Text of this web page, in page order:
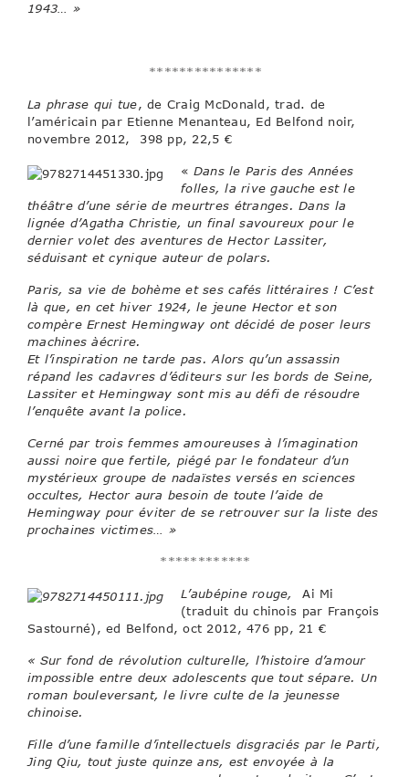
1943… »
***************
La phrase qui tue, de Craig McDonald, trad. de
l’américain par Etienne Menanteau, Ed Belfond noir,
novembre 2012, 398 pp, 22,5 €
« Dans le Paris des Années
folles, la rive gauche est le
théâtre d’une série de meurtres étranges. Dans la
lignée d’Agatha Christie, un final savoureux pour le
dernier volet des aventures de Hector Lassiter,
séduisant et cynique auteur de polars.
Paris, sa vie de bohème et ses cafés littéraires ! C’est
là que, en cet hiver 1924, le jeune Hector et son
compère Ernest Hemingway ont décidé de poser leurs
machines àécrire.
Et l’inspiration ne tarde pas. Alors qu’un assassin
répand les cadavres d’éditeurs sur les bords de Seine,
Lassiter et Hemingway sont mis au défi de résoudre
l’enquête avant la police.
Cerné par trois femmes amoureuses à l’imagination
aussi noire que fertile, piégé par le fondateur d’un
mystérieux groupe de nadaïstes versés en sciences
occultes, Hector aura besoin de toute l’aide de
Hemingway pour éviter de se retrouver sur la liste des
prochaines victimes… »
************
L’aubépine rouge,
Ai Mi
(traduit du chinois par François
Sastourné), ed Belfond, oct 2012, 476 pp, 21 €
« Sur fond de révolution culturelle, l’histoire d’amour
impossible entre deux adolescents que tout sépare. Un
roman bouleversant, le livre culte de la jeunesse
chinoise.
Fille d’une famille d’intellectuels disgraciés par le Parti,
Jing Qiu, tout juste quinze ans, est envoyée à la